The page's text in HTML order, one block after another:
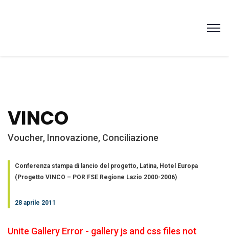
VINCO
Voucher, Innovazione, Conciliazione
Conferenza stampa di lancio del progetto, Latina, Hotel Europa
(Progetto VINCO – POR FSE Regione Lazio 2000-2006)
28 aprile 2011
Unite Gallery Error - gallery js and css files not